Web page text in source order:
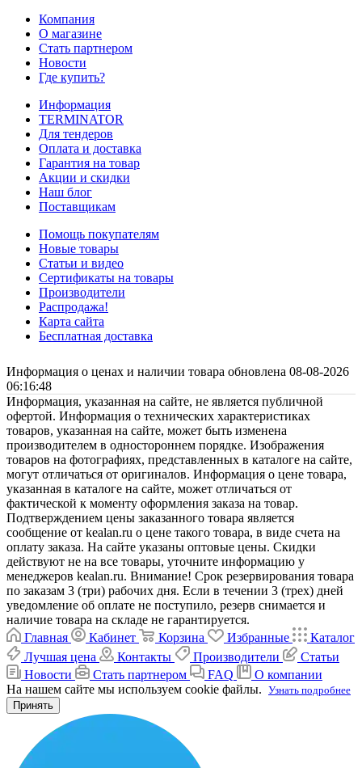
Компания
О магазине
Стать партнером
Новости
Где купить?
Информация
TERMINATOR
Для тендеров
Оплата и доставка
Гарантия на товар
Акции и скидки
Наш блог
Поставщикам
Помощь покупателям
Новые товары
Статьи и видео
Сертификаты на товары
Производители
Распродажа!
Карта сайта
Бесплатная доставка
Информация о ценах и наличии товара обновлена 08-08-2026
06:16:48
Информация, указанная на сайте, не является публичной
офертой. Информация о технических характеристиках
товаров, указанная на сайте, может быть изменена
производителем в одностороннем порядке. Изображения
товаров на фотографиях, представленных в каталоге на сайте,
могут отличаться от оригиналов. Информация о цене товара,
указанная в каталоге на сайте, может отличаться от
фактической к моменту оформления заказа на товар.
Подтверждением цены заказанного товара является
сообщение от kealan.ru о цене такого товара, в виде счета на
оплату заказа. На сайте указаны оптовые цены. Скидки
действуют не на все товары, уточните информацию у
менеджеров kealan.ru. Внимание! Срок резервирования товара
по заказам 3 (три) рабочих дня. Если в течении 3 (трех) дней
уведомление об оплате не поступило, резерв снимается и
наличие товара на складе не гарантируется.
Главная
Кабинет Корзина Избранные
Каталог
Лучшая цена
Контакты Производители
Статьи
Новости
Стать партнером FAQ
О компании
На нашем сайте мы используем cookie файлы. Узнать подробнее
Принять